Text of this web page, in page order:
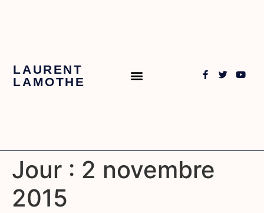
LAURENT
LAMOTHE
Jour : 2 novembre
2015